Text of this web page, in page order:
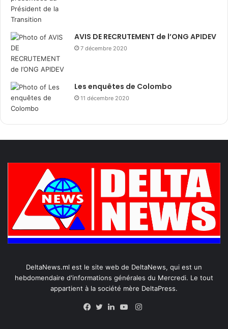
AVIS DE RECRUTEMENT de l’ONG APIDEV
7 décembre 2020
Les enquêtes de Colombo
11 décembre 2020
DeltaNews.ml est le site web de DeltaNews, qui est un
hebdomendaire d'informations générales du Mercredi. Le tout
appartient à la société mère DeltaPress.
Instagram